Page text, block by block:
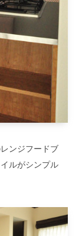
ンジフードブ
ルがシンプル